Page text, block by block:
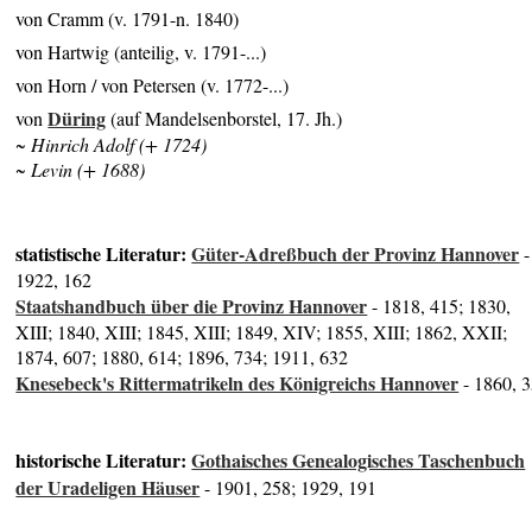
von Cramm (v. 1791-n. 1840)
von Hartwig (anteilig, v. 1791-...)
von Horn / von Petersen (v. 1772-...)
vonDüring(auf Mandelsenborstel, 17. Jh.)
~ Hinrich Adolf (+ 1724)
~ Levin (+ 1688)
statistische Literatur:Güter-Adreßbuch der Provinz Hannover-
1922, 162
Staatshandbuch über die Provinz Hannover- 1818, 415; 1830,
XIII; 1840, XIII; 1845, XIII; 1849, XIV; 1855, XIII; 1862, XXII;
1874, 607; 1880, 614; 1896, 734; 1911, 632
Knesebeck's Rittermatrikeln des Königreichs Hannover- 1860,
historische Literatur:Gothaisches Genealogisches Taschenbuch
der Uradeligen Häuser- 1901, 258; 1929, 191